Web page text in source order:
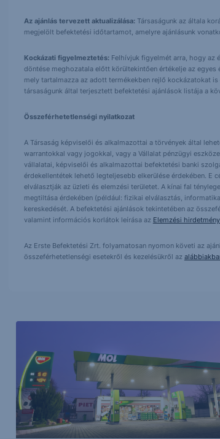
Az ajánlás tervezett aktualizálása:Társaságunk az általa
megjelölt befektetési időtartamot, amelyre ajánlásunk
Kockázati figyelmeztetés:Felhívjuk figyelmét arra, hogy az
döntése meghozatala előtt körültekintően értékelje az
mely tartalmazza az adott termékekben rejlő kockázatokat
társaságunk által terjesztett befektetési ajánlások listája a
Összeférhetetlenségi nyilatkozat
A Társaság képviselői és alkalmazottai a törvények által
warrantokkal vagy jogokkal, vagy a Vállalat pénzügyi
vállalatai, képviselői és alkalmazottai befektetési banki
érdekellentétek lehető legteljesebb elkerülése érdekében.
elválasztják az üzleti és elemzési területet. A kínai fal
megtiltása érdekében (például: fizikai elválasztás,
kereskedését. A befektetési ajánlások tekintetében az
valamint információs korlátok leírása az Elemzési
Az Erste Befektetési Zrt. folyamatosan nyomon követi az
összeférhetetlenségi esetekről és kezelésükről az